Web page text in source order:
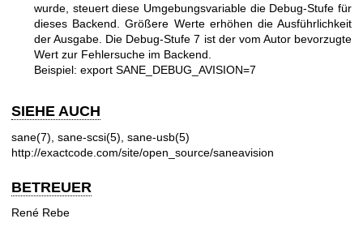
wurde, steuert diese Umgebungsvariable die Debug-Stufe für
dieses Backend. Größere Werte erhöhen die Ausführlichkeit
der Ausgabe. Die Debug-Stufe 7 ist der vom Autor bevorzugte
Wert zur Fehlersuche im Backend.
Beispiel: export SANE_DEBUG_AVISION=7
SIEHE AUCH
sane(7) sane-scsi(5) sane-usb(5)
http://exactcode.com/site/open_source/saneavision
BETREUER
René Rebe